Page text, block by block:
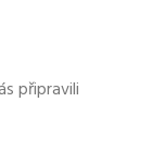
připravili